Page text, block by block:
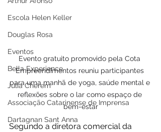
Escola Helen Keller
Douglas Rosa
Eventos
Bella Experience
Júlia Cherem
Associação Catarinense de Imprensa
Dartagnan Sant Anna
Evento gratuito promovido pela Cota
Empreendimentos reuniu participantes
para uma manhã de yoga, saúde mental e
reflexões sobre o lar como espaço de
bem-estar
Segundo a diretora comercial da